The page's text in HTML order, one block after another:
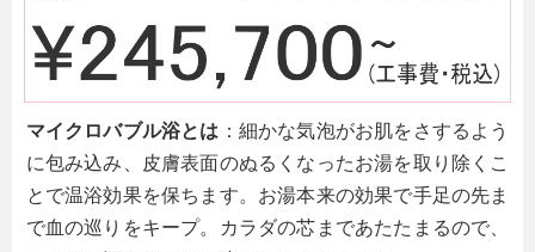
マイクロバブル浴とは ：細かな気泡がお肌をさするよう
に包み込み、皮膚表面のぬるくなったお湯を取り除くこ
とで温浴効果を保ちます。お湯本来の効果で手足の先ま
で血の巡りをキープ。カラダの芯まであたたまるので、